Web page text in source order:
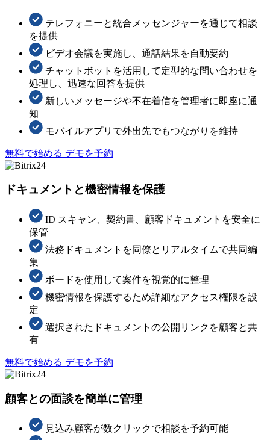
テレフォニーと統合メッセンジャーを通じて相談
を提供
ビデオ会議を実施し、通話結果を自動要約
チャットボットを活用して定型的な問い合わせを
処理し、迅速な回答を提供
新しいメッセージや不在着信を管理者に即座に通
知
モバイルアプリで外出先でもつながりを維持
無料で始める デモを予約
ドキュメントと機密情報を保護
ID スキャン、契約書、顧客ドキュメントを安全に
保管
法務ドキュメントを同僚とリアルタイムで共同編
集
ボードを使用して案件を視覚的に整理
機密情報を保護するため詳細なアクセス権限を設
定
選択されたドキュメントの公開リンクを顧客と共
有
無料で始める デモを予約
顧客との面談を簡単に管理
見込み顧客が数クリックで相談を予約可能